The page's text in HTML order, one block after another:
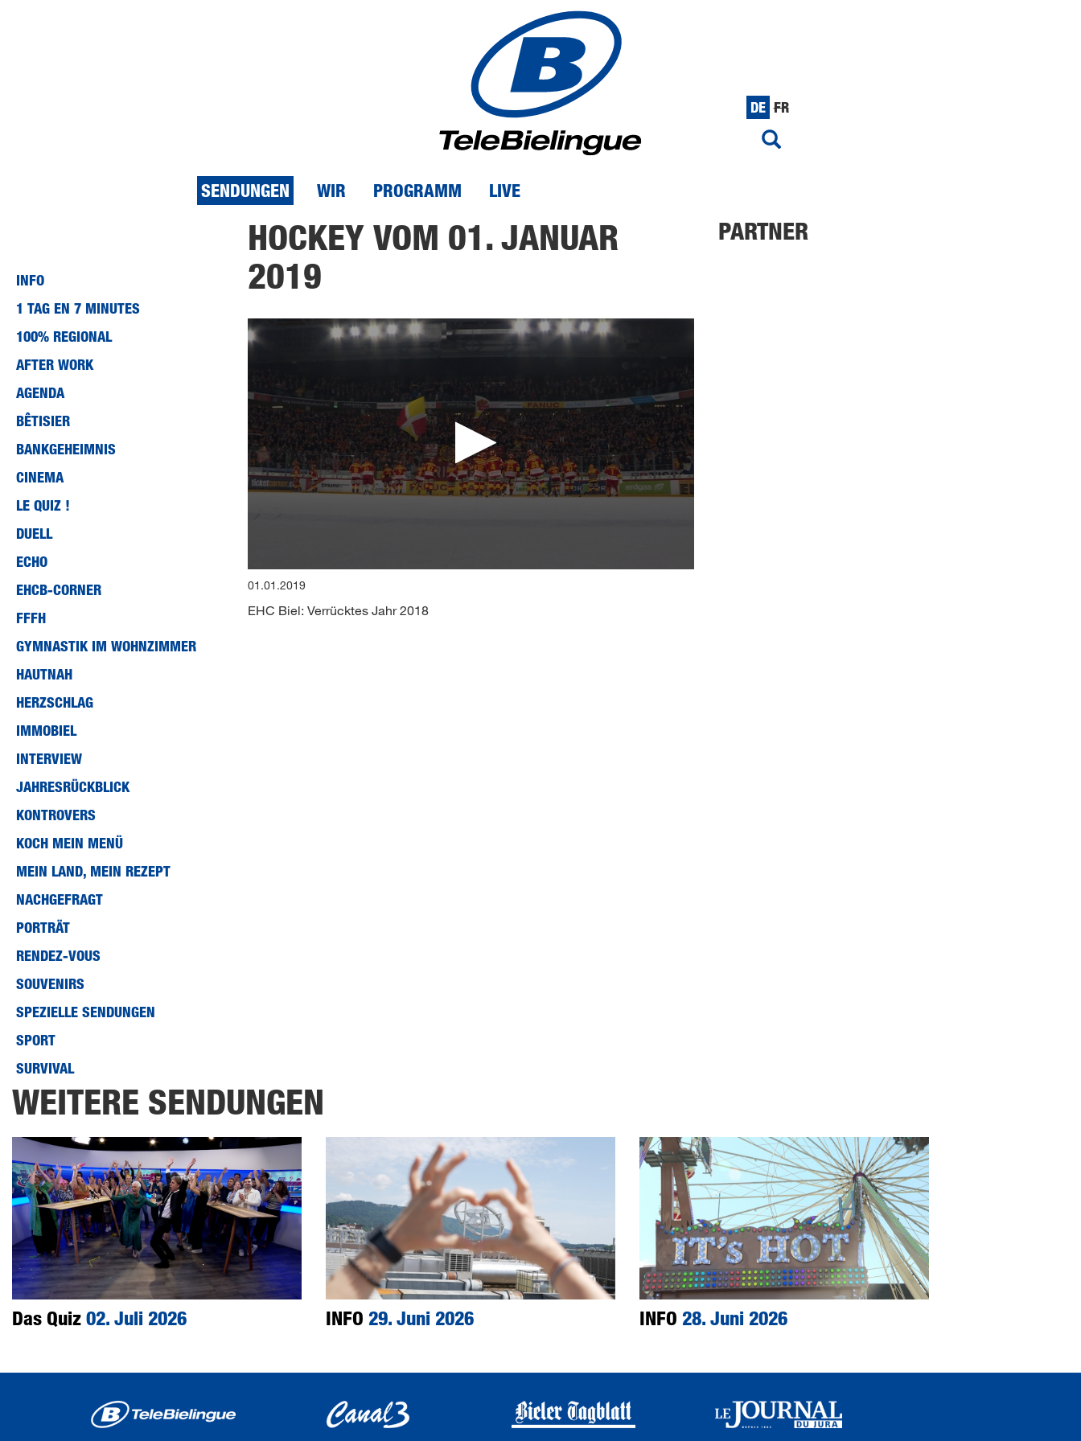
DE FR
SENDUNGEN WIR PROGRAMM LIVE
INFO
1 TAG EN 7 MINUTES
100% REGIONAL
AFTER WORK
AGENDA
BÊTISIER
BANKGEHEIMNIS
CINEMA
LE QUIZ !
DUELL
ECHO
EHCB-CORNER
FFFH
GYMNASTIK IM WOHNZIMMER
HAUTNAH
HERZSCHLAG
IMMOBIEL
INTERVIEW
JAHRESRÜCKBLICK
KONTROVERS
KOCH MEIN MENÜ
MEIN LAND, MEIN REZEPT
NACHGEFRAGT
PORTRÄT
RENDEZ-VOUS
SOUVENIRS
SPEZIELLE SENDUNGEN
SPORT
SURVIVAL
HOCKEY VOM 01. JANUAR
2019
seconds
0
01.01.2019
EHC Biel: Verrücktes Jahr 2018
PARTNER
WEITERE SENDUNGEN
Das Quiz 02. Juli 2026 INFO 29. Juni 2026 INFO 28. Juni 2026